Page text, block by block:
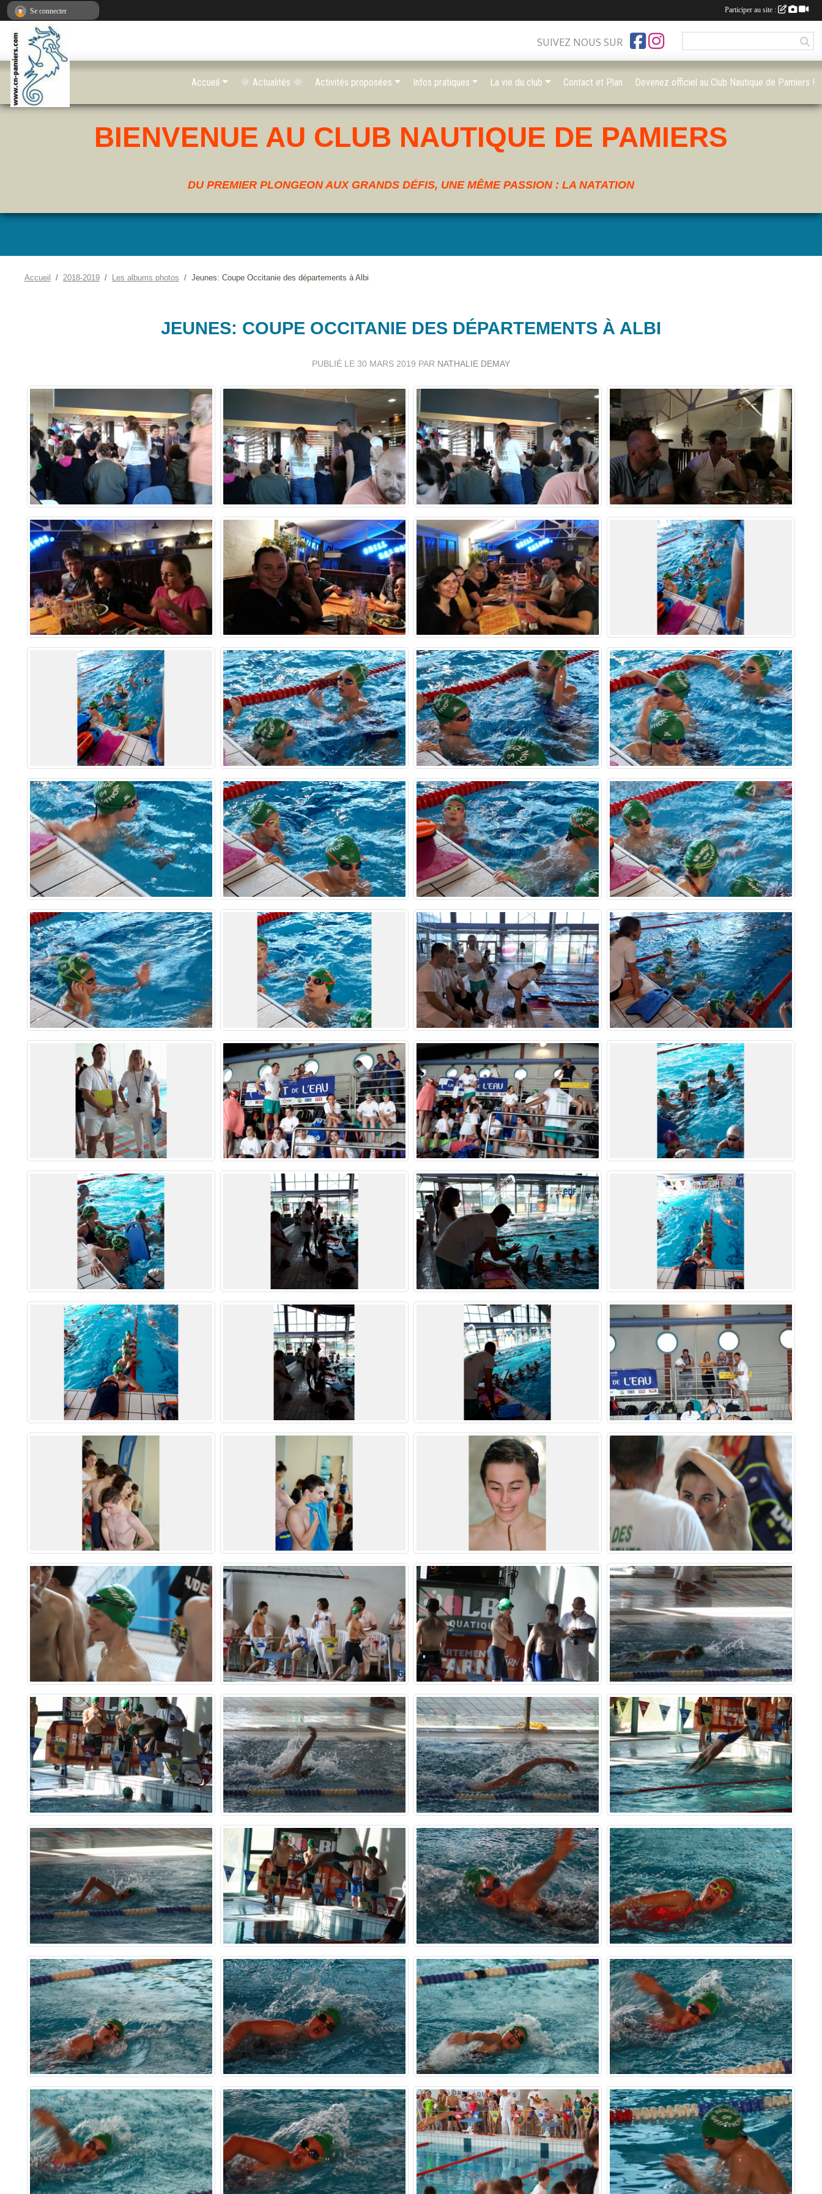
BIENVENUE AU CLUB NAUTIQUE DE PAMIERS
DU PREMIER PLONGEON AUX GRANDS DÉFIS, UNE MÊME PASSION : LA NATATION
Accueil 2018-2019 Les albums photos Jeunes: Coupe Occitanie des départements à Albi
JEUNES: COUPE OCCITANIE DES DÉPARTEMENTS À ALBI
PUBLIÉ LE 30 MARS 2019 PAR NATHALIE DEMAY
SUIVEZ NOUS SUR
Accueil 🌞 Actualités 🌞 Activités proposées Infos pratiques La vie du club Contact et Plan Devenez officiel au Club Nautique de Pamiers !
Se connecter Participer au site :
Panneau de gestion des cookies